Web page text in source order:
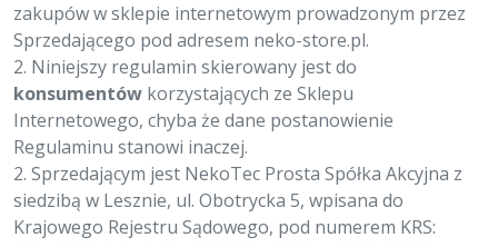
zakupów w sklepie internetowym prowadzonym przez
Sprzedającego pod adresem neko-store.pl.
2. Niniejszy regulamin skierowany jest do
konsumentów korzystających ze Sklepu
Internetowego, chyba że dane postanowienie
Regulaminu stanowi inaczej.
2. Sprzedającym jest NekoTec Prosta Spółka Akcyjna z
siedzibą w Lesznie, ul. Obotrycka 5, wpisana do
Krajowego Rejestru Sądowego, pod numerem KRS: